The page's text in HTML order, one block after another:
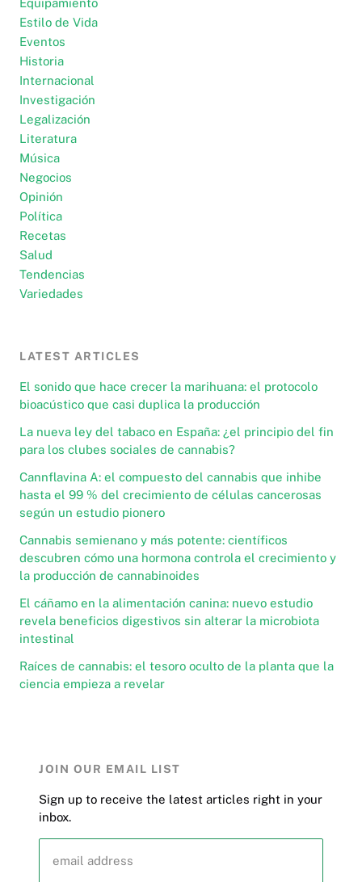
Equipamiento
Estilo de Vida
Eventos
Historia
Internacional
Investigación
Legalización
Literatura
Música
Negocios
Opinión
Política
Recetas
Salud
Tendencias
Variedades
LATEST ARTICLES
El sonido que hace crecer la marihuana: el protocolo
bioacústico que casi duplica la producción
La nueva ley del tabaco en España: ¿el principio del fin
para los clubes sociales de cannabis?
Cannflavina A: el compuesto del cannabis que inhibe
hasta el 99 % del crecimiento de células cancerosas
según un estudio pionero
Cannabis semienano y más potente: científicos
descubren cómo una hormona controla el crecimiento y
la producción de cannabinoides
El cáñamo en la alimentación canina: nuevo estudio
revela beneficios digestivos sin alterar la microbiota
intestinal
Raíces de cannabis: el tesoro oculto de la planta que la
ciencia empieza a revelar
JOIN OUR EMAIL LIST
Sign up to receive the latest articles right in your
inbox.
email address